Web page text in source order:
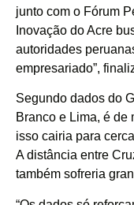
junto com o Fórum
Inovação do Acre
autoridades
empresariado”,
Segundo dados do
Branco e Lima, é de
isso cairia para
A distância entre
também sofreria